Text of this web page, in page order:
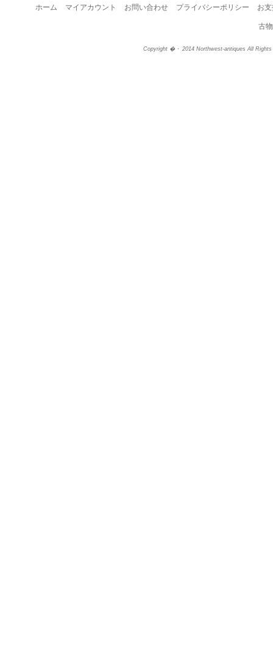
ホーム マイアカウント お問い合わせ プライバシーポリシー お
古
Copyright �・ 2014 Northwest-antiques All